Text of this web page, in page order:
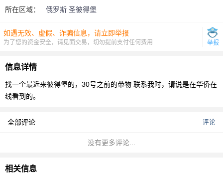
所在区域：
俄罗斯 圣彼得堡
如遇无效、虚假、诈骗信息，请立即举报
为了您的资金安全，请见面交易，切勿提前支付任何费用 举报
信息详情
找一个最近来彼得堡的，30号之前的带物 联系我时，请说是在华侨在
线看到的。
全部评论 评论
没有更多评论...
相关信息